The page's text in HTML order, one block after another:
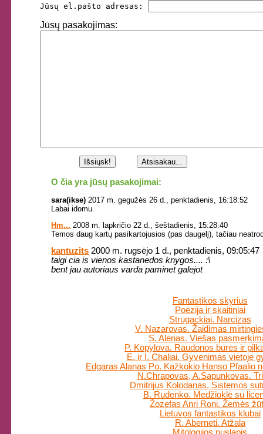
Jūsų el.pašto adresas:
Jūsų pasakojimas:
O čia yra jūsų pasakojimai:
sara(ikse) 2017 m. gegužės 26 d., penktadienis, 16:18:52
Labai idomu.
Hm... 2008 m. lapkričio 22 d., šeštadienis, 15:28:40
Temos daug kartų pasikartojusios (pas daugelį), tačiau
kantuzits 2000 m. rugsėjo 1 d., penktadienis, 09:05:47
taigi cia is vienos kastanedos knygos.... :\
bent jau autoriaus varda paminet galejot
Fantastikos skyrius
Poezija ir skaitiniai
Strugackiai. Narcizas
V. Nazarovas. Žaidimas
S. Alenas. Viešas
P. Kopylova. Raudonos burės ir
E. ir I. Chaliai. Gyvenimas vietoje
Edgaras Alanas Po. Kažkokio Hanso Pfaalio
N.Chrapovas, A.Sapunkovas.
Dmitrijus Kolodanas. Sistemos
B. Rudenko. Medžioklė su
Žozefas Anri Roni. Žemės
Lietuvos fantastikos klubai
R. Aberneti. Atžala